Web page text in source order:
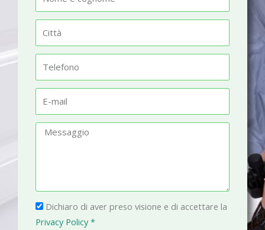
m
t
à
l
fm
a
g
g
P
r
Dichiaro di aver preso visione e di accettare la
Privacy Policy *